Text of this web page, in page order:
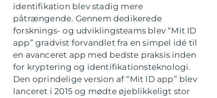
identifikation blev stadig mere
påtrængende. Gennem dedikerede
forsknings- og udviklingsteams blev “Mit ID
app” gradvist forvandlet fra en simpel idé til
en avanceret app med bedste praksis inden
for kryptering og identifikationsteknologi.
Den oprindelige version af “Mit ID app” blev
lanceret i 2015 og mødte øjeblikkeligt stor